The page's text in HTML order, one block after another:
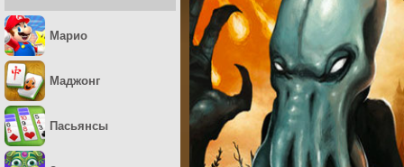
Марио
Маджонг
Пасьянсы